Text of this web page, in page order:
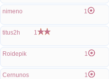
nimeno 1
titus2h 1
Roidepik 1
Cernunos 1